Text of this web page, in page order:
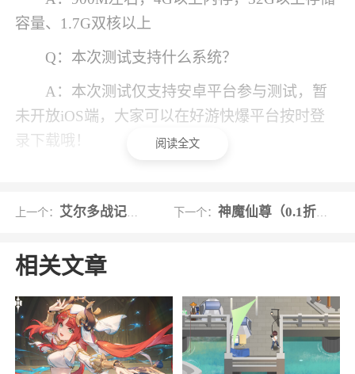
容量、1.7G双核以上
Q：本次测试支持什么系统？
A：本次测试仅支持安卓平台参与测试，暂
未开放iOS端，大家可以在好游快爆平台按时登
录下载哦！
bug，麻烦玩家大大们帮忙截图录屏，在论坛里
指定的bug反馈贴进行反馈。也欢迎大家多提提
建议和想法！
游戏特色
阅读全文
上一个： 艾尔多战记折扣版 下一个：神魔仙尊（0.1折代金版）
相关文章